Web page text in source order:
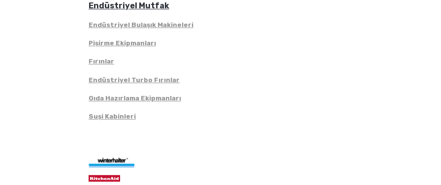
Endüstriyel Mutfak
Endüstriyel Bulaşık Makineleri
Pişirme Ekipmanları
Fırınlar
Endüstriyel Turbo Fırınlar
Gıda Hazırlama Ekipmanları
Suşi Kabinleri